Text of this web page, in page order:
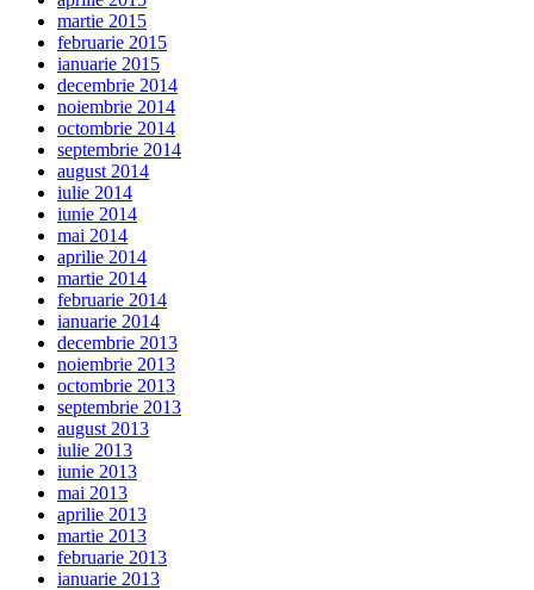
martie 2015
februarie 2015
ianuarie 2015
decembrie 2014
noiembrie 2014
octombrie 2014
septembrie 2014
august 2014
iulie 2014
iunie 2014
mai 2014
aprilie 2014
martie 2014
februarie 2014
ianuarie 2014
decembrie 2013
noiembrie 2013
octombrie 2013
septembrie 2013
august 2013
iulie 2013
iunie 2013
mai 2013
aprilie 2013
martie 2013
februarie 2013
ianuarie 2013